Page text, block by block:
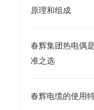
原理和组成
春辉集团热电偶
准之选
春辉电缆的使用